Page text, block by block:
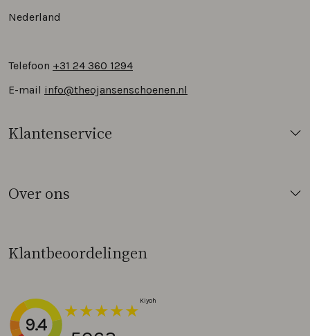
Nederland
Telefoon +31 24 360 1294
E-mail info@theojansenschoenen.nl
Klantenservice
Over ons
Klantbeoordelingen
9.4